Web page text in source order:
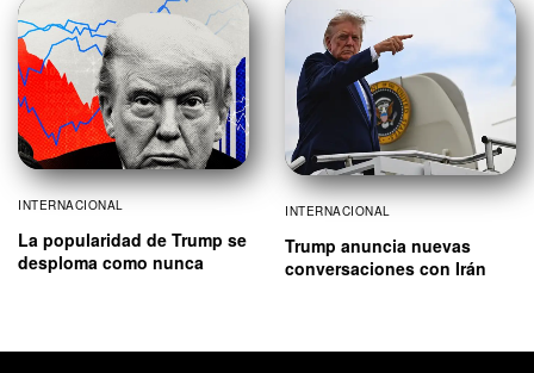
INTERNACIONAL
La popularidad de Trump se
desploma como nunca
INTERNACIONAL
Trump anuncia nuevas
conversaciones con Irán